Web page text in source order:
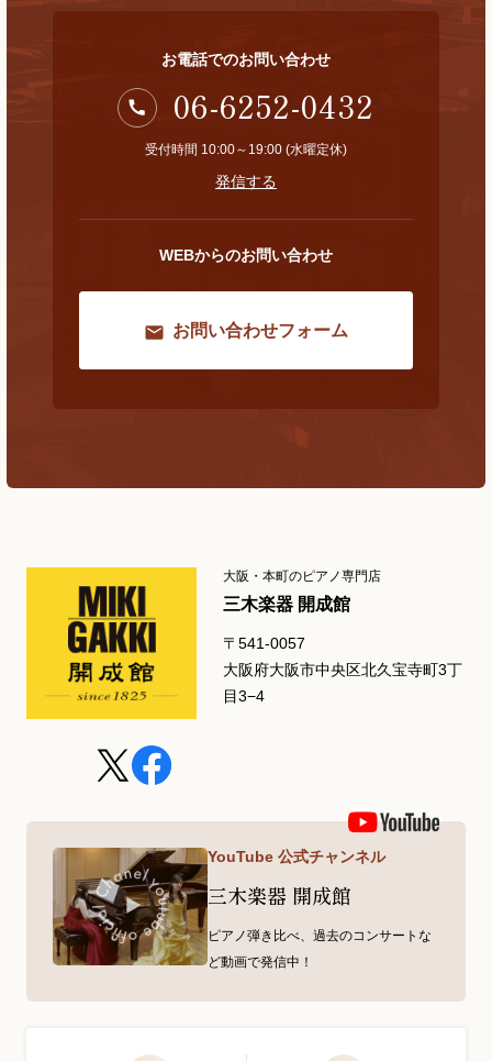
お電話でのお問い合わせ
06-6252-0432
受付時間 10:00～19:00 (水曜定休)
発信する
WEBからのお問い合わせ
お問い合わせフォーム
大阪・本町のピアノ専門店
三木楽器 開成館
〒541-0057
大阪府大阪市中央区北久宝寺町3丁
目3−4
YouTube 公式チャンネル
三木楽器 開成館
ピアノ弾き比べ、過去のコンサートな
ど動画で発信中！